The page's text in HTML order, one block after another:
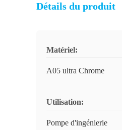
Détails du produit
Matériel:
A05 ultra Chrome
Utilisation:
Pompe d'ingénierie